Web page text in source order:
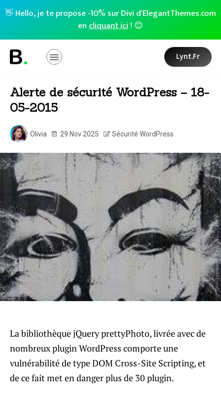
👋 Hello, je te propose -10% sur Divi d'ElegantThemes.com
encliquant ici! 😊
Lynt.fr
Alerte de sécurité WordPress – 18-
05-2015
Olivia 29 Nov 2025 Sécurité WordPress
La bibliothèque jQuery prettyPhoto, livrée avec de
nombreux plugin WordPress comporte une
vulnérabilité de type DOM Cross-Site Scripting, et
de ce fait met en danger plus de 30 plugin.